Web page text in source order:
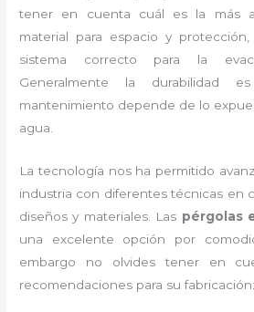
tener en cuenta cuál es la más
material para espacio y
sistema correcto para la
Generalmente la durabilidad
mantenimiento depende de lo
agua.
La tecnología nos ha permitido
industria con diferentes técnicas en
diseños y materiales. Las pérgolas
una excelente opción por
embargo no olvides tener en
recomendaciones para su fabricación: